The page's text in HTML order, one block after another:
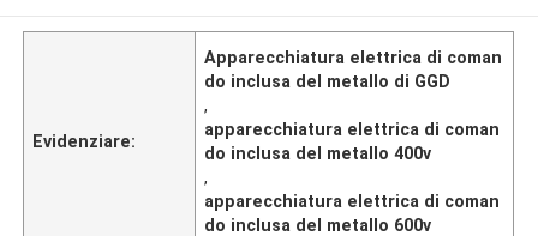
Evidenziare:
Apparecchiatura elettrica di coman
do inclusa del metallo di GGD
,
apparecchiatura elettrica di coman
do inclusa del metallo 400v
,
apparecchiatura elettrica di coman
do inclusa del metallo 600v